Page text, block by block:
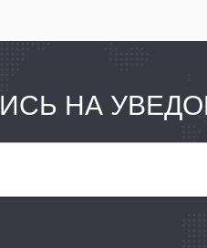
НА